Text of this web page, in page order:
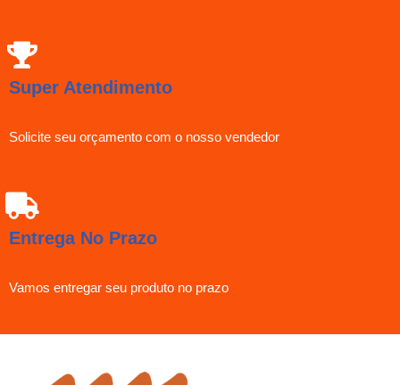
Super Atendimento
Solicite seu orçamento com o nosso vendedor
Entrega No Prazo
Vamos entregar seu produto no prazo